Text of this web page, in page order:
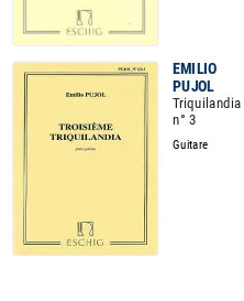
EMILIO
PUJOL
Triquilandia
n° 3
Guitare